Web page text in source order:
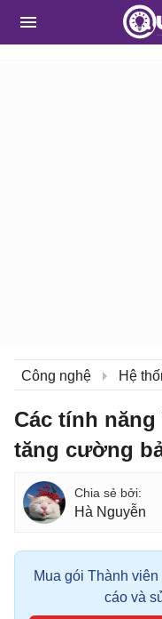
Công nghệ Hệ
Các tính
tăng cường
Hà Nguyễn
Mua gói Thành
cáo và